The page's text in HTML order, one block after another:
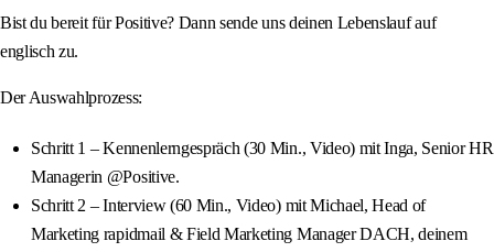
Bist du bereit für Positive? Dann sende uns deinen Lebenslauf auf
englisch zu.
Der Auswahlprozess:
Schritt 1 – Kennenlerngespräch (30 Min., Video) mit Inga, Senior HR
Managerin @Positive.
Schritt 2 – Interview (60 Min., Video) mit Michael, Head of
Marketing rapidmail & Field Marketing Manager DACH, deinem